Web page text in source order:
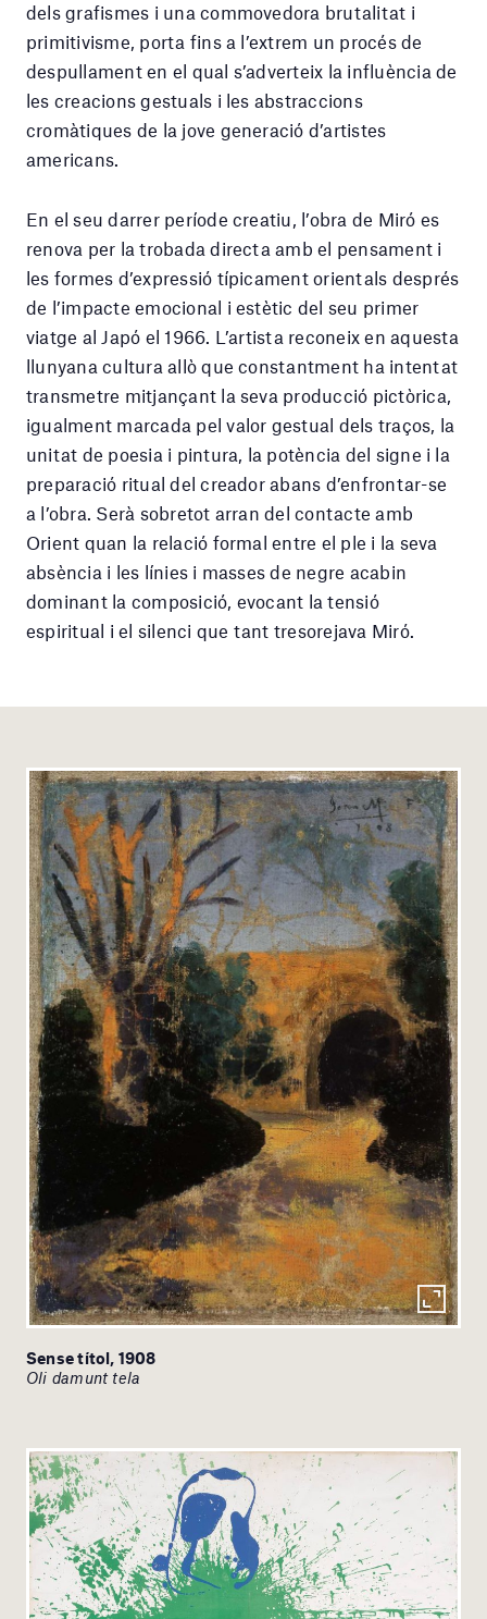
dels grafismes i una commovedora brutalitat i
primitivisme, porta fins a l’extrem un procés de
despullament en el qual s’adverteix la influència de
les creacions gestuals i les abstraccions
cromàtiques de la jove generació d’artistes
americans.
En el seu darrer període creatiu, l’obra de Miró es
renova per la trobada directa amb el pensament i
les formes d’expressió típicament orientals després
de l’impacte emocional i estètic del seu primer
viatge al Japó el 1966. L’artista reconeix en aquesta
llunyana cultura allò que constantment ha intentat
transmetre mitjançant la seva producció pictòrica,
igualment marcada pel valor gestual dels traços, la
unitat de poesia i pintura, la potència del signe i la
preparació ritual del creador abans d’enfrontar-se
a l’obra. Serà sobretot arran del contacte amb
Orient quan la relació formal entre el ple i la seva
absència i les línies i masses de negre acabin
dominant la composició, evocant la tensió
espiritual i el silenci que tant tresorejava Miró.
Sense títol, 1908
Oli damunt tela